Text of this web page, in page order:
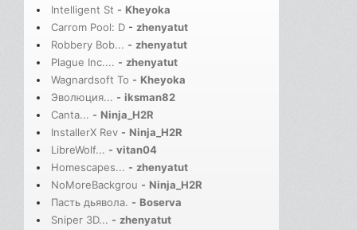
Intelligent St - Kheyoka
Carrom Pool: D - zhenyatut
Robbery Bob... - zhenyatut
Plague Inc.... - zhenyatut
Wagnardsoft To - Kheyoka
Эволюция... - iksman82
Canta... - Ninja_H2R
InstallerX Rev - Ninja_H2R
LibreWolf... - vitan04
Homescapes... - zhenyatut
NoMoreBackgrou - Ninja_H2R
Пасть дьявола. - Boserva
Sniper 3D... - zhenyatut